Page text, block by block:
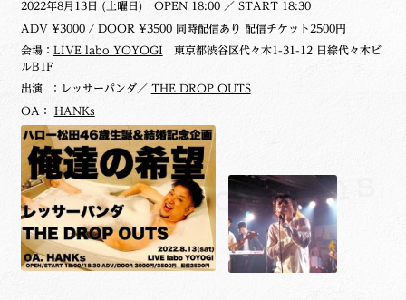
2022年8月13日 (土曜日) OPEN 18:00 ／ START 18:30
ADV ¥3000 / DOOR ¥3500 同時配信あり 配信チケット2500円
会場： LIVE labo YOYOGI 東京都渋谷区代々木1-31-12 日綜代々木ビ
ルB1F
出演 ：レッサーパンダ／ THE DROP OUTS
OA： HANKs